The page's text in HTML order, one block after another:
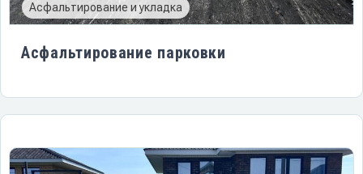
Асфальтирование и укладка
Асфальтирование парковки